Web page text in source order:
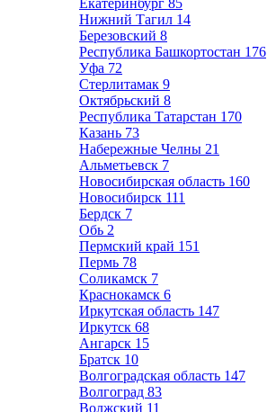
Екатеринбург 85
Нижний Тагил 14
Березовский 8
Республика Башкортостан 176
Уфа 72
Стерлитамак 9
Октябрьский 8
Республика Татарстан 170
Казань 73
Набережные Челны 21
Альметьевск 7
Новосибирская область 160
Новосибирск 111
Бердск 7
Обь 2
Пермский край 151
Пермь 78
Соликамск 7
Краснокамск 6
Иркутская область 147
Иркутск 68
Ангарск 15
Братск 10
Волгоградская область 147
Волгоград 83
Волжский 11